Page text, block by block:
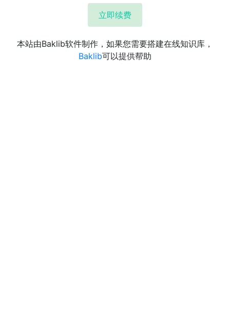
立即续费
本站由Baklib软件制作，如果您需要搭建在线知识库，
Baklib可以提供帮助